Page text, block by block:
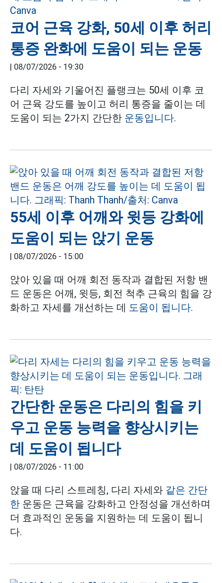
코어 근육 강화, 50세 이후 허리
통증 완화에 도움이 되는 운동
| 08/07/2026 - 19:30
다리 자세와 기울어진 플랭크는 50세 이후 코
어 근육 강도를 높이고 허리 통증을 줄이는 데
도움이 되는 2가지 간단한 운동입니다.
55세 이후 어깨와 윗등 강화에
도움이 되는 앉기 운동
| 08/07/2026 - 15:00
앉아 있을 때 어깨 회전 동작과 결합된 저항 밴
드 운동은 어깨, 윗등, 회전 척추 근육의 힘을 강
화하고 자세를 개선하는 데 도움이 됩니다.
간단한 운동은 다리의 힘을 키
우고 운동 능력을 향상시키는
데 도움이 됩니다
| 08/07/2026 - 11:00
앉을 때 다리 스트레칭, 다리 자세와 같은 간단
한 운동은 근육을 강화하고 안정성을 개선하며
더 효과적인 운동을 지원하는 데 도움이 됩니
다.